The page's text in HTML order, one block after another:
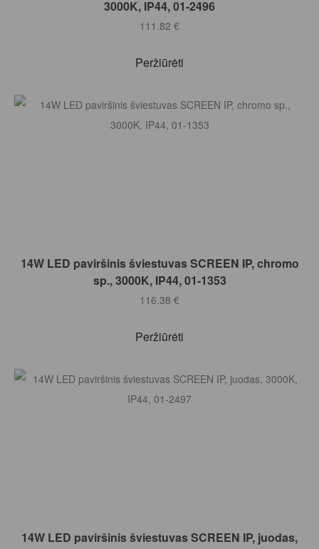
3000K, IP44, 01-2496
111.82 €
Peržiūrėti
Į KREPŠELĮ
14W LED paviršinis šviestuvas SCREEN IP, chromo
sp., 3000K, IP44, 01-1353
116.38 €
Peržiūrėti
Į KREPŠELĮ
14W LED paviršinis šviestuvas SCREEN IP, juodas,